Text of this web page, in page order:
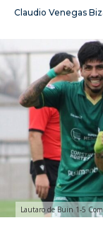
Claudio Venegas
Lautaro de Buin 1-5